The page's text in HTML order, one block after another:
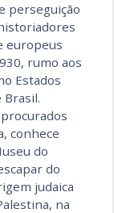
perseguição
europeus
rumo aos
Estados
Brasil.
conhece
do
do
judaica
na